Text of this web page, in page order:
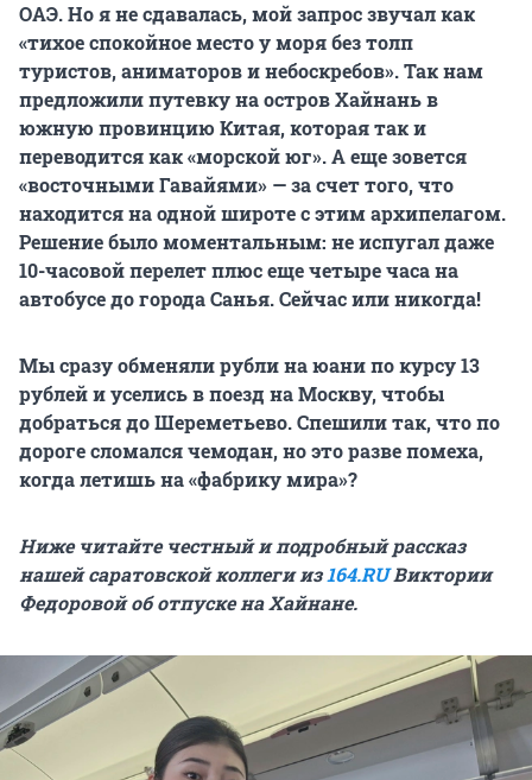
ОАЭ. Но я не сдавалась, мой запрос звучал как
«тихое спокойное место у моря без толп
туристов, аниматоров и небоскребов». Так нам
предложили путевку на остров Хайнань в
южную провинцию Китая, которая так и
переводится как «морской юг». А еще зовется
«восточными Гавайями» — за счет того, что
находится на одной широте с этим архипелагом.
Решение было моментальным: не испугал даже
10-часовойперелет плюс еще четыре часа на
автобусе до города Санья. Сейчас или никогда!
Мы сразу обменяли рубли на юани по курсу 13
рублей и уселись в поезд на Москву, чтобы
добраться до Шереметьево. Спешили так, что по
дороге сломался чемодан, но это разве помеха,
когда летишь на «фабрику мира»?
Ниже читайте честный и подробный рассказ
нашей саратовской коллеги из164.RUВиктории
Федоровой об отпуске на Хайнане.